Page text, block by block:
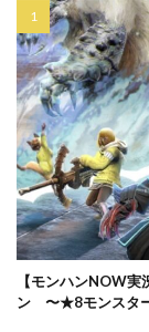
【モンハンNOW
ン 〜★8モンスタ